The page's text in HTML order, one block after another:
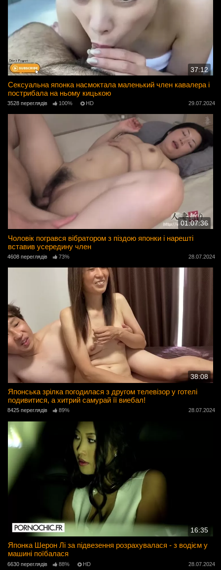
37:12
Сексуальна японка насмоктала маленький член кавалера і
пострибала на ньому кицькою
3528 переглядів 100% HD 29.07.2024
01:07:36
Чоловік погрався вібратором з піздою японки і нарешті
вставив усередину член
4608 переглядів 73% 28.07.2024
38:08
Японська зрілка погодилася з другом телевізор у готелі
подивитися, а хитрий самурай її виебал!
8425 переглядів 89% 28.07.2024
16:35
Японка Шерон Лі за підвезення розрахувалася - з водієм у
машині поїбалася
6630 переглядів 88% HD 28.07.2024